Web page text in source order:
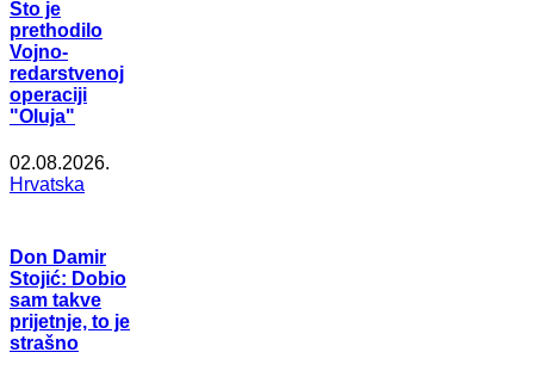
Što je
prethodilo
Vojno-
redarstvenoj
operaciji
"Oluja"
02.08.2026.
Hrvatska
Don Damir
Stojić: Dobio
sam takve
prijetnje, to je
strašno